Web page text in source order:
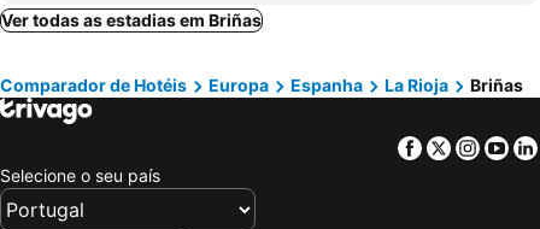
Noain, Navarra Hotéis
Leioa, País Basco Hotéis
Azpeitia, País Basco Hotéis
Santo Domingo de Silos, Castela e Leão Hotéis
Elciego, País Basco Hotéis
Burgos, Castela e Leão Hotéis
Ver todas as estadias em Briñas
Comparador de Hotéis Europa Espanha La Rioja Briñas
Facebook
Twitter
Selecione o seu país